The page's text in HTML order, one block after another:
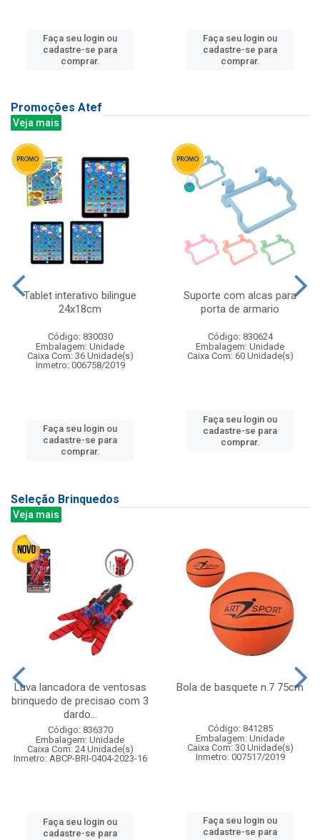
Faça seu login ou
cadastre-se para
comprar.
Faça seu login ou
cadastre-se para
comprar.
Promoções Atef
Veja mais
Tablet interativo bilingue
24x18cm
Código: 830030
Embalagem: Unidade
Caixa Com: 36 Unidade(s)
Inmetro: 006758/2019
Faça seu login ou
cadastre-se para
comprar.
Suporte com alcas para
porta de armario
Código: 830624
Embalagem: Unidade
Caixa Com: 60 Unidade(s)
Faça seu login ou
cadastre-se para
comprar.
Seleção Brinquedos
Veja mais
Luva lancadora de ventosas
brinquedo de precisao com 3
dardo...
Código: 836370
Embalagem: Unidade
Caixa Com: 24 Unidade(s)
Inmetro: ABCP-BRI-0404-2023-16
Faça seu login ou
cadastre-se para
Bola de basquete n.7 75cm
Código: 841285
Embalagem: Unidade
Caixa Com: 30 Unidade(s)
Inmetro: 007517/2019
Faça seu login ou
cadastre-se para